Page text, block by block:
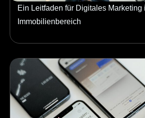
Ein Leitfaden für Digitales Marketing
Immobilienbereich